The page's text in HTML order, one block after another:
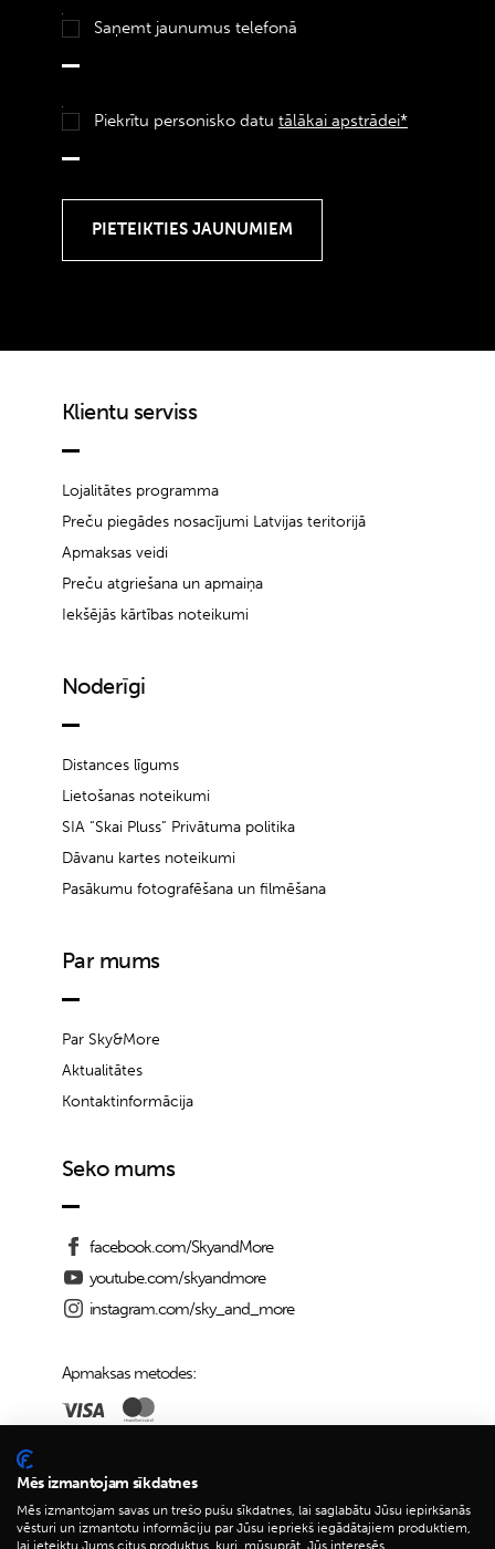
Saņemt jaunumus telefonā
Piekrītu personisko datu tālākai apstrādei*
Klientu serviss
Lojalitātes programma
Preču piegādes nosacījumi Latvijas teritorijā
Apmaksas veidi
Preču atgriešana un apmaiņa
Iekšējās kārtības noteikumi
Noderīgi
Distances līgums
Lietošanas noteikumi
SIA “Skai Pluss” Privātuma politika
Dāvanu kartes noteikumi
Pasākumu fotografēšana un filmēšana
Par mums
Par Sky&More
Aktualitātes
Kontaktinformācija
Seko mums
facebook.com/SkyandMore
youtube.com/skyandmore
instagram.com/sky_and_more
Apmaksas metodes:
Piegādes iespējas:
Mēs izmantojam sīkdatnes
Mēs izmantojam savas un trešo pušu sīkdatnes, lai saglabātu Jūsu iepirkšanās
vēsturi un izmantotu informāciju par Jūsu iepriekš iegādātajiem produktiem,
lai ieteiktu Jums citus produktus, kuri, mūsuprāt, Jūs interesēs.